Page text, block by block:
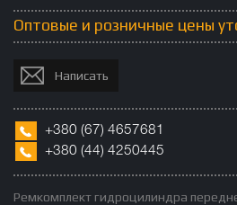
Оптовые и розничные цены
Написать
+380 (67) 4657681
+380 (44) 4250445
Ремкомплект гидроцилиндра